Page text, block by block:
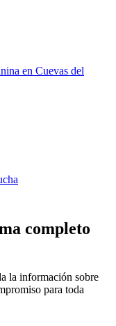
en Cuevas del
completo
la información sobre
para toda